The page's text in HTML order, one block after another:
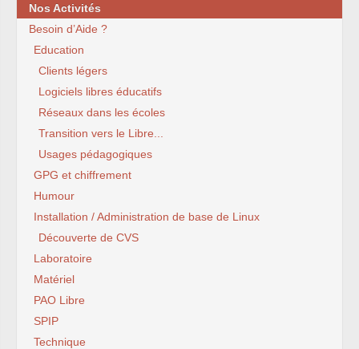
Nos Activités
Besoin d’Aide ?
Education
Clients légers
Logiciels libres éducatifs
Réseaux dans les écoles
Transition vers le Libre...
Usages pédagogiques
GPG et chiffrement
Humour
Installation / Administration de base de Linux
Découverte de CVS
Laboratoire
Matériel
PAO Libre
SPIP
Technique